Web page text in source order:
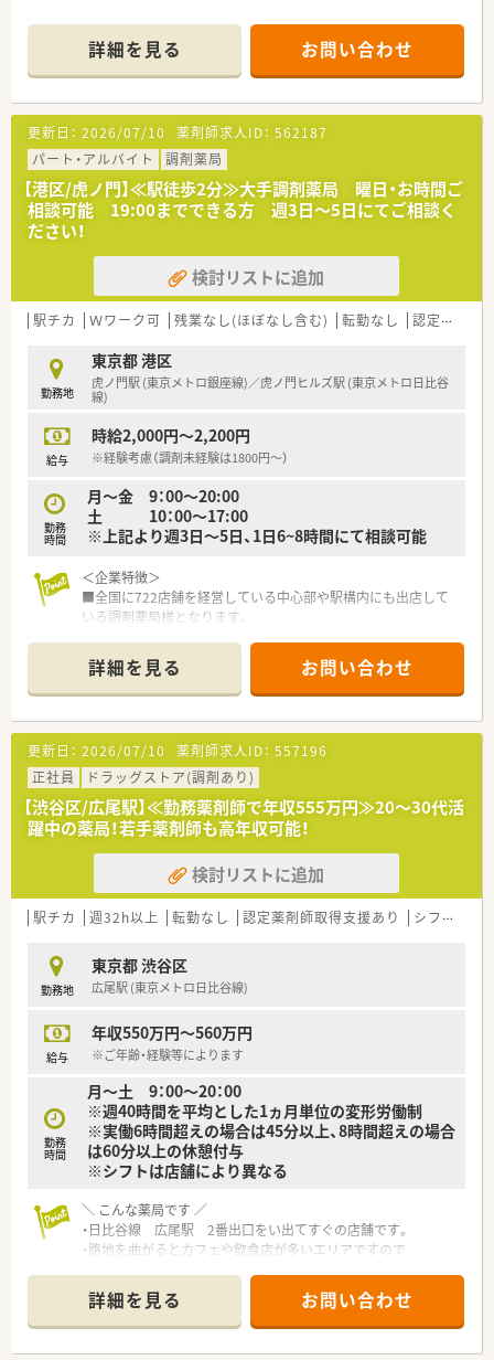
詳細を見る お問い合わせ
更新日： 2026/07/10 薬剤師求人ID： 562187
パート・アルバイト
調剤薬局
【港区/虎ノ門】≪駅徒歩2分≫大手調剤薬局 曜日・お時間ご
相談可能 19:00までできる方 週3日～5日にてご相談く
ださい！
検討リストに追加
駅チカ Ｗワーク可 残業なし(ほぼなし含む) 転勤なし 認定薬剤師取得支援あり
勤務地
東京都 港区
虎ノ門駅 (東京メトロ銀座線)／虎ノ門ヒルズ駅 (東京メトロ日比谷
線)
給与
時給2,000円～2,200円
※経験考慮（調剤未経験は1800円～）
勤務
時間
月～金 9：00～20:00
土 10：00～17:00
※上記より週3日～5日、1日6~8時間にて相談可能
＜企業特徴＞
■全国に722店舗を経営している中心部や駅構内にも出店して
いる調剤薬局様となります。
その為処方元との関係性がスムーズになることにより、
検査値データの共有など含めて他の調剤薬局では経験できない
業務提携を行っております。
また患者様もマンツーマンで出店するからこそ、毎回薬局へ処方
を持って来てくださる為、
より深い関係性を持って患者様へ対応する事を目的とされてい
ます。
■それ以外は、JR西日本やローソン・ビックカメラなどとコラボ
レーションをして、駅中や複合店舗開発も行っており、OTCも学
びたい薬剤師様にもピッタリな薬局です。
■残業時間の平均は10時間程度となります。
残業は1分単位での支給になり、当日シフトで決められた時間を
超えた分は、すべて残業となります。
■研修制度が非常に充実している調剤薬局となります。
育成にも力を入れています。
そういった研修も全て会社負担で実施をして頂けます。
■未経験者の方には、新卒様と同様の研修を受けさせて頂いた
内容は処方解説・投薬の仕方・薬歴入力・保険点数説明などです。
希望者のみなので、この研修のみ受ける！というのも可能です。
■年間休日は123日ございます。夏季休暇3日、冬期休暇5日ござ
います。
■育児休暇は最大3歳まで、時短勤務は小学校1年生終了時まで
適用となりますので、ママさん薬剤師様には非常に働きやすい職
場です。
福利厚生についても大変充実している調剤薬局様です。
■年1回面談もございますので、自分のキャリアなどについて相
談できる機会もございます。
詳細を見る お問い合わせ
更新日： 2026/07/10 薬剤師求人ID： 557196
正社員
ドラッグストア(調剤あり)
【渋谷区/広尾駅】≪勤務薬剤師で年収555万円≫20～30代活
躍中の薬局！若手薬剤師も高年収可能！
検討リストに追加
駅チカ 週32h以上 転勤なし 認定薬剤師取得支援あり シフト制
勤務地
東京都 渋谷区
広尾駅 (東京メトロ日比谷線)
給与
年収550万円～560万円
※ご年齢・経験等によります
勤務
時間
月～土 9：00～20：00
※週40時間を平均とした1ヵ月単位の変形労働制
※実働6時間超えの場合は45分以上、8時間超えの場合
は60分以上の休憩付与
※シフトは店舗により異なる
＼ こんな薬局です ／
・日比谷線 広尾駅 2番出口をい出てすぐの店舗です。
・路地を曲がるとカフェや飲食店が多いエリアですので
・路面店の為、面にて対応しております。
・処方箋枚数は1日平均20～30枚/日・常時2名体制。
会社方針から1名体制にはしない為、余裕を持った人員配置と
なっております。
詳細を見る お問い合わせ